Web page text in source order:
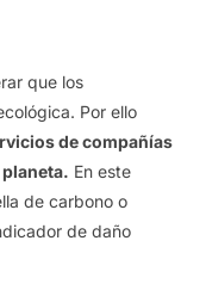
que los
Por ello
de compañías
En este
de carbono o
de daño